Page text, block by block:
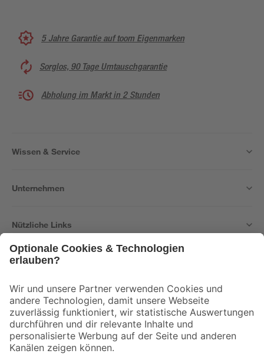
5 Jahre Garantie auf toom Eigenmarken
Sorglos, 90 Tage Umtauschgarantie
Abholung im Markt in 2 Stunden
Wissen & Service
Unternehmen
Nützliche Links
Der toom Newsletter: Keine Angebote und Aktionen mehr verpassen!
Zur Newsletter Anmeldung
Folge uns